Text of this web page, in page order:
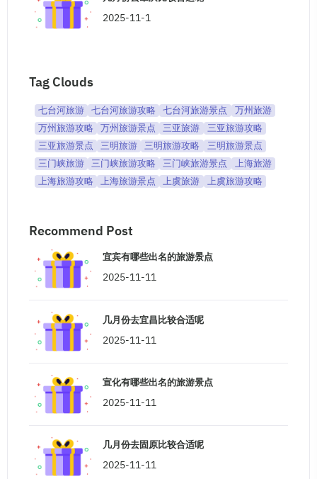
2025-11-1
Tag Clouds
七台河旅游 七台河旅游攻略 七台河旅游景点
万州旅游
万州旅游攻略
万州旅游景点 三亚旅游
三亚旅游攻略
三亚旅游景点
三明旅游 三明旅游攻略
三明旅游景点
三门峡旅游
三门峡旅游攻略 三门峡旅游景点
上海旅游
上海旅游攻略
上海旅游景点 上虞旅游 上虞旅游攻略
Recommend Post
宜宾有哪些出名的旅游景点
2025-11-11
几月份去宜昌比较合适呢
2025-11-11
宣化有哪些出名的旅游景点
2025-11-11
几月份去固原比较合适呢
2025-11-11